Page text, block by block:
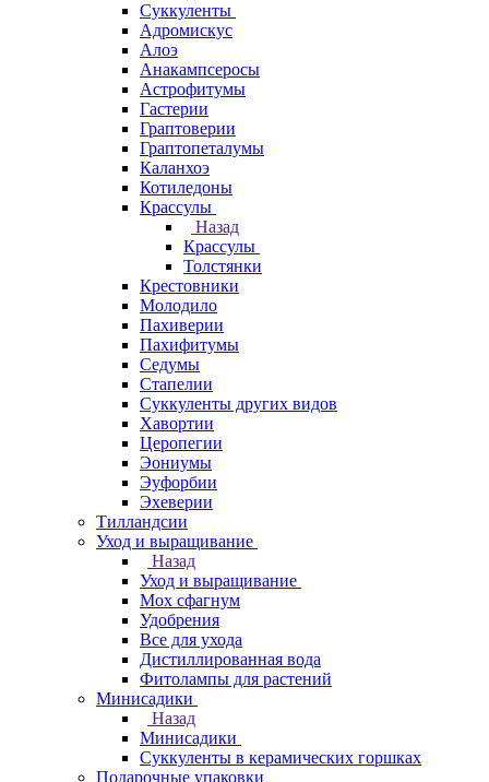
Суккуленты
Адромискус
Алоэ
Анакампсеросы
Астрофитумы
Гастерии
Граптоверии
Граптопеталумы
Каланхоэ
Котиледоны
Крассулы
Назад
Крассулы
Толстянки
Крестовники
Молодило
Пахиверии
Пахифитумы
Седумы
Стапелии
Суккуленты других видов
Хавортии
Церопегии
Эониумы
Эуфорбии
Эхеверии
Тилландсии
Уход и выращивание
Назад
Уход и выращивание
Мох сфагнум
Удобрения
Все для ухода
Дистиллированная вода
Фитолампы для растений
Минисадики
Назад
Минисадики
Суккуленты в керамических горшках
Подарочные упаковки